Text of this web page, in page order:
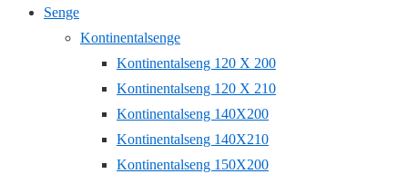
Senge
Kontinentalsenge
Kontinentalseng 120 X 200
Kontinentalseng 120 X 210
Kontinentalseng 140X200
Kontinentalseng 140X210
Kontinentalseng 150X200